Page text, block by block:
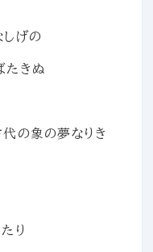
げの
きぬ
の象の夢なりき
り